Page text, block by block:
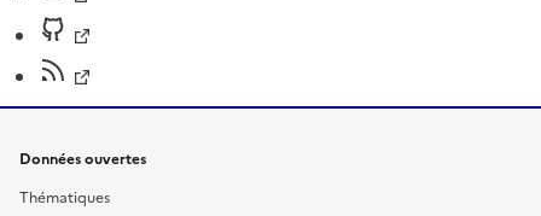
Données ouvertes
Thématiques